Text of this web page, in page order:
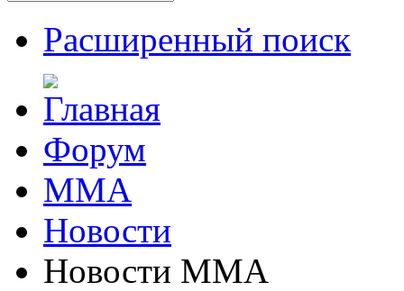
Расширенный поиск
Форум
ММА
Новости
Новости ММА